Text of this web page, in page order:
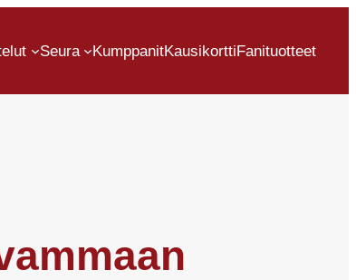
Seura KumppanitKausikorttiFanituotteet